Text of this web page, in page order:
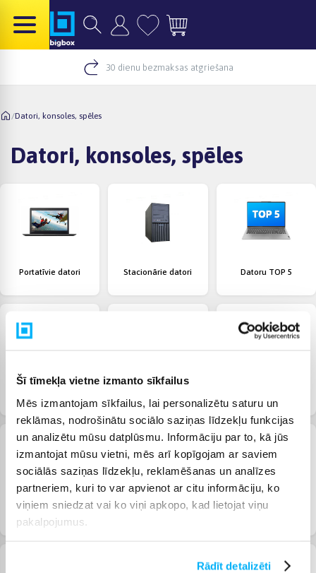
Šī tīmekļa vietne izmanto sīkfailus
Mēs izmantojam sīkfailus, lai personalizētu saturu un
reklāmas, nodrošinātu sociālo saziņas līdzekļu funkcijas
un analizētu mūsu datplūsmu. Informāciju par to, kā jūs
izmantojat mūsu vietni, mēs arī kopīgojam ar saviem
sociālās saziņas līdzekļu, reklamēšanas un analīzes
partneriem, kuri to var apvienot ar citu informāciju, ko
viņiem sniedzat vai ko viņi apkopo, kad lietojat viņu
pakalpojumus.
Rādīt detalizēti
30 dienu bezmaksas atgriešana
/Datori, konsoles, spēles
Datori, konsoles, spēles
Portatīvie datori Stacionārie datori Datoru TOP 5
spēles
Datoru daļas Ārējie datu nesēji Printeri